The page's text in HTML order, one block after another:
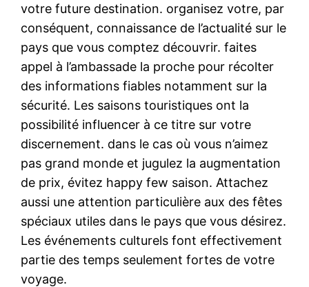
votre future destination. organisez votre, par
conséquent, connaissance de l’actualité sur le
pays que vous comptez découvrir. faites
appel à l’ambassade la proche pour récolter
des informations fiables notamment sur la
sécurité. Les saisons touristiques ont la
possibilité influencer à ce titre sur votre
discernement. dans le cas où vous n’aimez
pas grand monde et jugulez la augmentation
de prix, évitez happy few saison. Attachez
aussi une attention particulière aux des fêtes
spéciaux utiles dans le pays que vous désirez.
Les événements culturels font effectivement
partie des temps seulement fortes de votre
voyage.